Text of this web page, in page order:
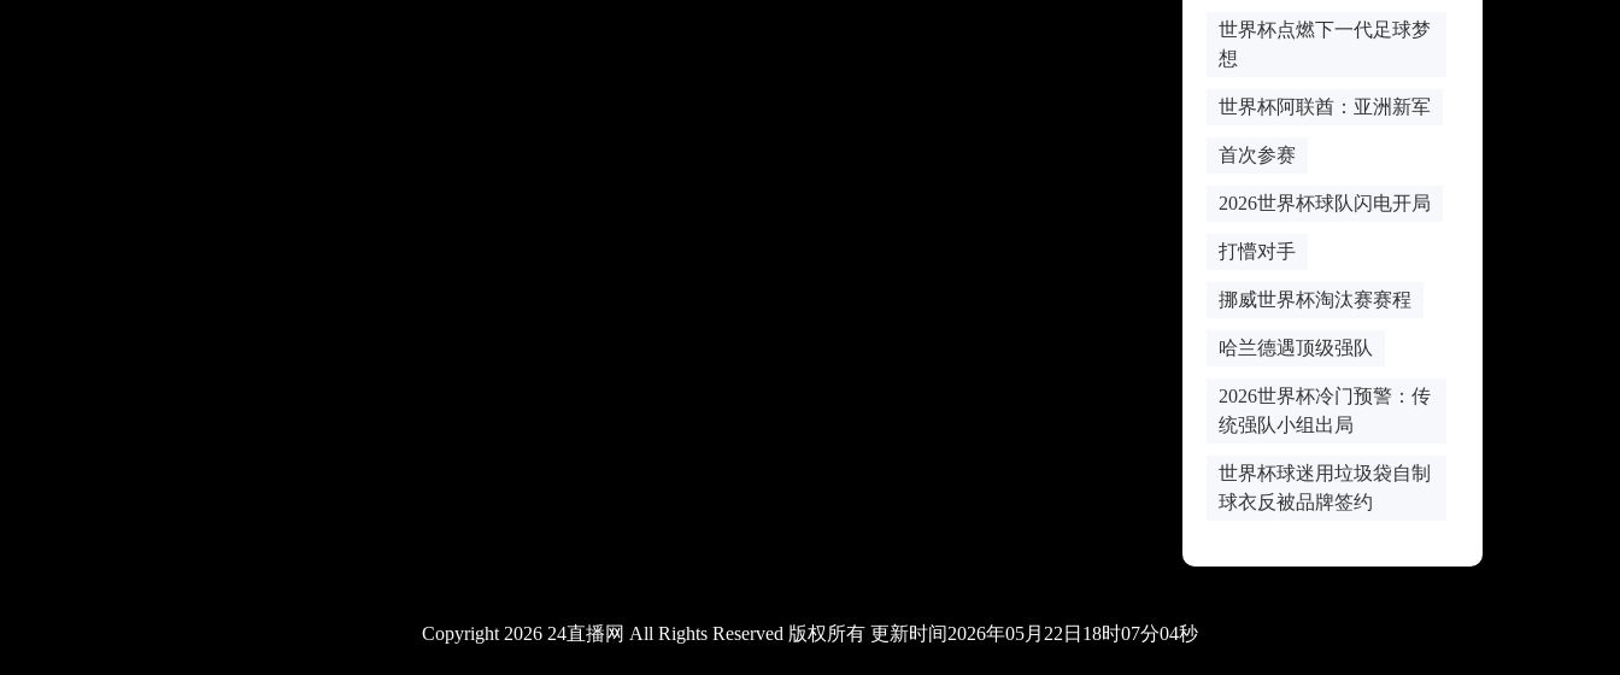
世界杯点燃下一代足球梦
想
世界杯阿联酋：亚洲新军
首次参赛
2026世界杯球队闪电开局
打懵对手
挪威世界杯淘汰赛赛程
哈兰德遇顶级强队
2026世界杯冷门预警：传
统强队小组出局
世界杯球迷用垃圾袋自制
球衣反被品牌签约
Copyright 2026 24直播网 All Rights Reserved 版权所有 更新时间2026年05月22日18时07分04秒